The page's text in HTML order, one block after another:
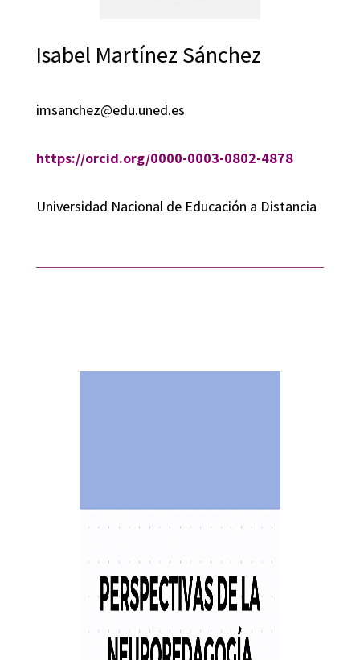
Isabel Martínez Sánchez
imsanchez@edu.uned.es
https://orcid.org/0000-0003-0802-4878
Universidad Nacional de Educación a Distancia